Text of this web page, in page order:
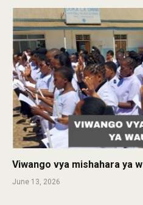
Viwango vya mishahara ya
June 13, 2026